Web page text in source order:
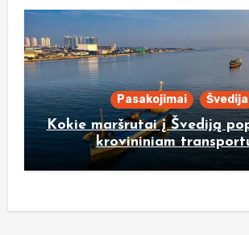
Pasakojimai Švedija
Kokie maršrutai į Švediją
krovininiam